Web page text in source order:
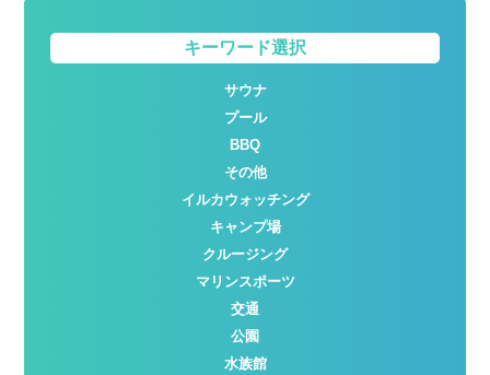
キーワード選択
サウナ
プール
BBQ
その他
イルカウォッチング
キャンプ場
クルージング
マリンスポーツ
交通
公園
水族館